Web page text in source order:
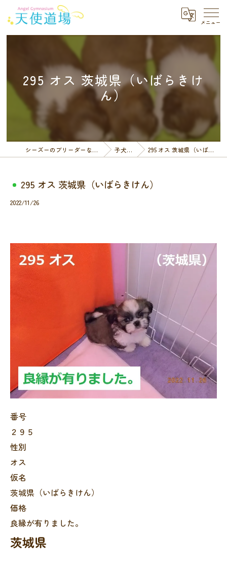
295 オス 茨城県（いばらきけ
ん）
シーズーのブリーダーなら天使道場 子犬一覧 295 オス 茨城県（いばらきけん）
295 オス 茨城県（いばらきけん）
2022/11/26
番号
２９５
性別
オス
仮名
茨城県（いばらきけん）
価格
良縁が有りました。
茨城県